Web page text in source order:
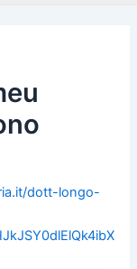
dott-longo-